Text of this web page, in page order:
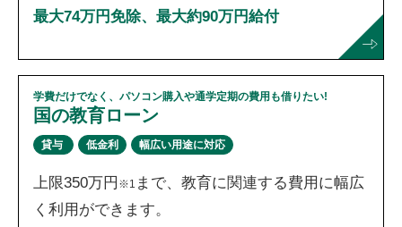
最大74万円免除、最大約90万円給付
学費だけでなく、パソコン購入や通学定期の費用も借りたい!
国の教育ローン
貸与 低金利 幅広い用途に対応
上限350万円 ※1 まで、教育に関連する費用に幅広
く利用ができます。